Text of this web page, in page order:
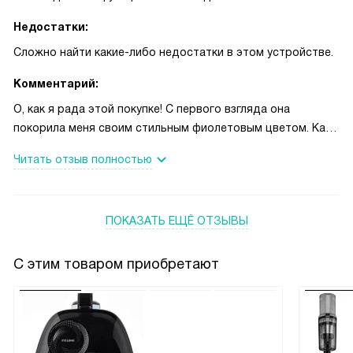
Недостатки:
Сложно найти какие-либо недостатки в этом устройстве.
Комментарий:
О, как я рада этой покупке! С первого взгляда она
покорила меня своим стильным фиолетовым цветом. Как
на своих любимых шторах, которые были в складках после
меня. Теперь мне не нужно каждый раз снимать шторы и
так удобно! Я не думала, что когда-нибудь скажу это, но
стирка и глажка стали для меня не такими уж и
неприятными обязанностями.
Читать отзыв полностью
ПОКАЗАТЬ ЕЩЁ ОТЗЫВЫ
С этим товаром приобретают